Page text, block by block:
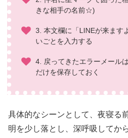
きな相手の名前☆)
3. 本文欄に「LINEが来ます
いごとを入力する
4. 戻ってきたエラーメール
だけを保存しておく
具体的なシーンとして、夜寝る
明を少し落とし、深呼吸してか